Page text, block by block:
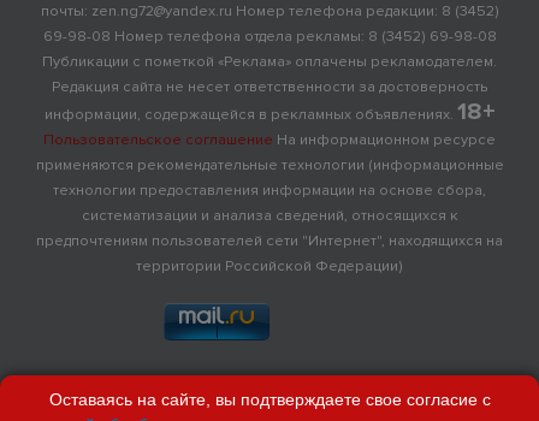
почты: zen.ng72@yandex.ru Номер телефона редакции: 8 (3452)
69-98-08 Номер телефона отдела рекламы: 8 (3452) 69-98-08
Публикации с пометкой «Реклама» оплачены рекламодателем.
Редакция сайта не несет ответственности за достоверность
информации, содержащейся в рекламных объявлениях. 18+
Пользовательское соглашение На информационном ресурсе
применяются рекомендательные технологии (информационные
технологии предоставления информации на основе сбора,
систематизации и анализа сведений, относящихся к
предпочтениям пользователей сети "Интернет", находящихся на
территории Российской Федерации)
Оставаясь на сайте, вы подтверждаете свое согласие с